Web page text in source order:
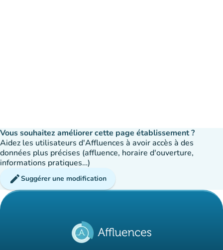
Vous souhaitez améliorer cette page établissement ?
Aidez les utilisateurs d'Affluences à avoir accès à des
données plus précises (affluence, horaire d'ouverture,
informations pratiques…)
editSuggérer une modification